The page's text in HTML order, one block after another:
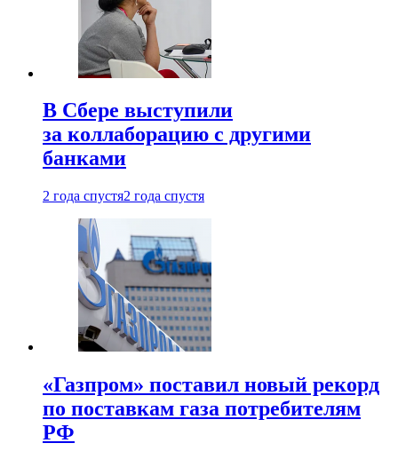
В Сбере выступили
за коллаборацию с другими
банками
2 года спустя2 года спустя
«Газпром» поставил новый рекорд
по поставкам газа потребителям
РФ